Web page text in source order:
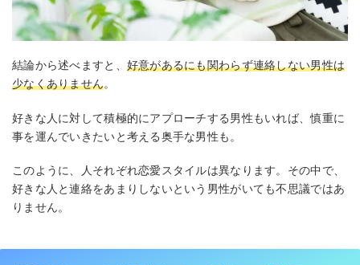
結論から述べますと、 好意があるにも関わらず連絡しない男性は
少なくありません。
好きな人に対して積極的にアプローチする男性もいれば、慎重に
事を運んでいきたいと考える奥手な男性も。
このように、人それぞれ恋愛スタイルは異なります。その中で、
好きな人と連絡をあまりしないという男性がいても不思議ではあ
りません。